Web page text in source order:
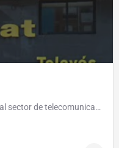
Empresa fundada en 1988 dedicada al sector de telecomunicaciones instalación de antenas video porteros e…